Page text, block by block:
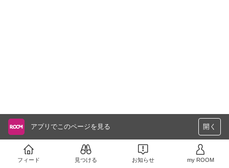
アプリでこのページを見る 開く
フィード 見つける お知らせ my ROOM